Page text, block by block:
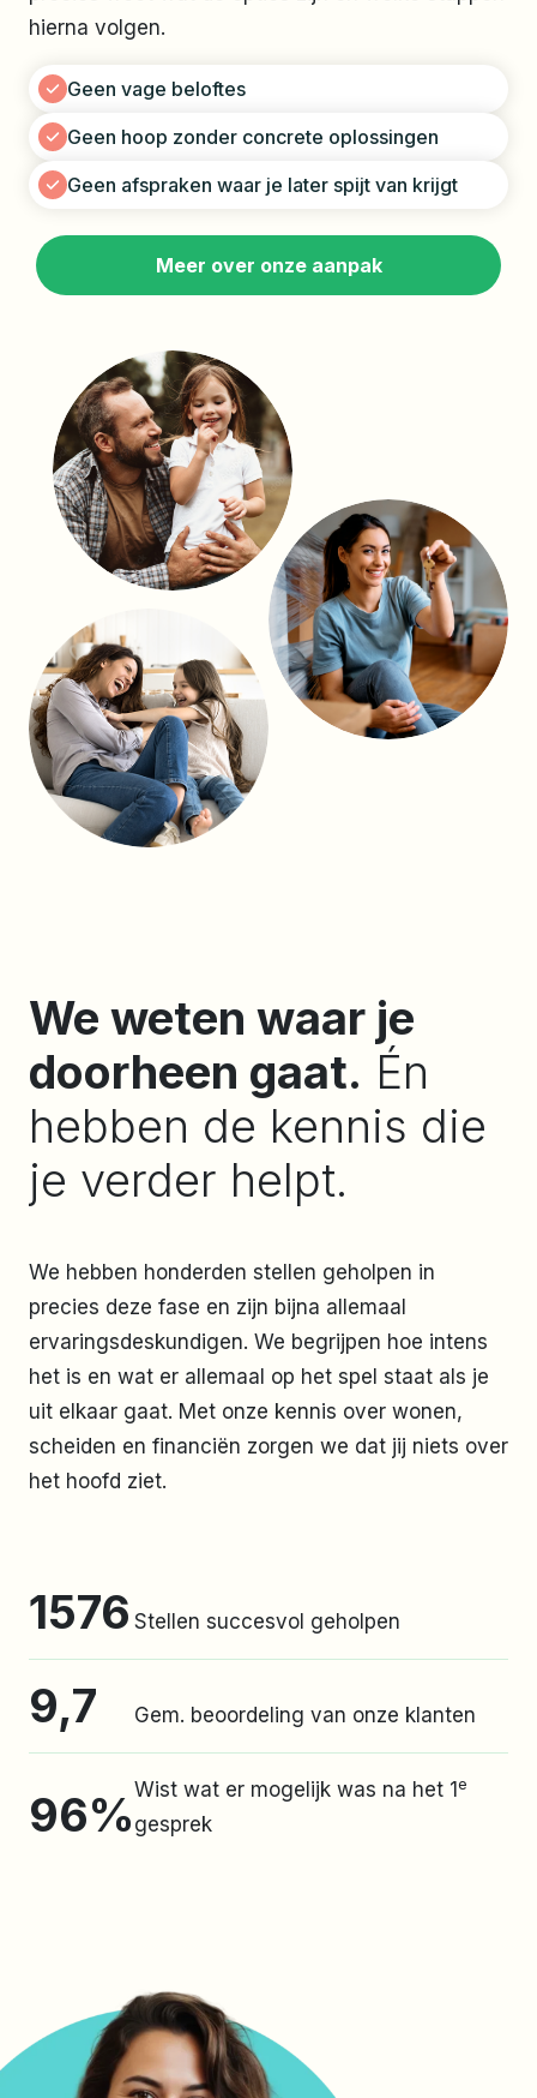
hierna volgen.
Geen vage beloftes
Geen hoop zonder concrete oplossingen
Geen afspraken waar je later spijt van krijgt
Meer over onze aanpak
We weten waar je
doorheen gaat. Én
hebben de kennis die
je verder helpt.
We hebben honderden stellen geholpen in
precies deze fase en zijn bijna allemaal
ervaringsdeskundigen. We begrijpen hoe intens
het is en wat er allemaal op het spel staat als je
uit elkaar gaat. Met onze kennis over wonen,
scheiden en financiën zorgen we dat jij niets over
het hoofd ziet.
1576 Stellen succesvol geholpen
9,7 Gem. beoordeling van onze klanten
96%Wist wat er mogelijk was na het 1 e
gesprek